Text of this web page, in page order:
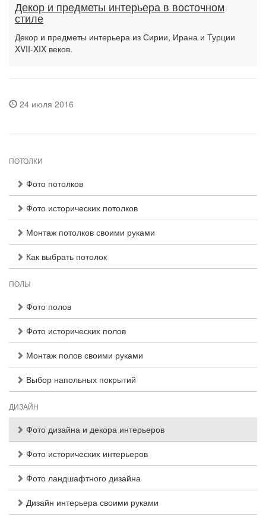
Декор и предметы интерьера в восточном
стиле
Декор и предметы интерьера из Сирии, Ирана и Турции
XVII-XIX веков.
24 июля 2016
ПОТОЛКИ
Фото потолков
Фото исторических потолков
Монтаж потолков своими руками
Как выбрать потолок
ПОЛЫ
Фото полов
Фото исторических полов
Монтаж полов своими руками
Выбор напольных покрытий
ДИЗАЙН
Фото дизайна и декора интерьеров
Фото исторических интерьеров
Фото ландшафтного дизайна
Дизайн интерьера своими руками